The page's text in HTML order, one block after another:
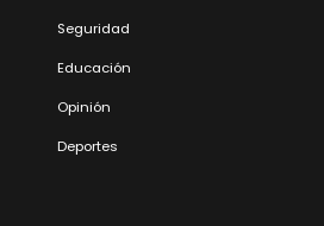
Seguridad
Educación
Opinión
Deportes